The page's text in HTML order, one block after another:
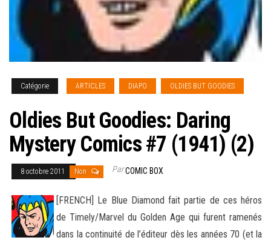
Catégorie ARTICLES DIAPO OLDIES BUT GOODIES
Oldies But Goodies: Daring
Mystery Comics #7 (1941) (2)
8 octobre 2011 Non ParCOMIC BOX
[FRENCH] Le Blue Diamond fait partie de ces héros
de Timely/Marvel du Golden Age qui furent ramenés
dans la continuité de l’éditeur dès les années 70 (et la